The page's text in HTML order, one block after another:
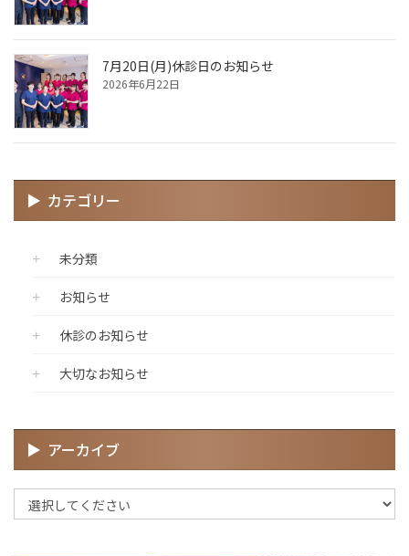
7月20日(月)休診日のお知らせ
2026年6月22日
カテゴリー
未分類
お知らせ
休診のお知らせ
大切なお知らせ
アーカイブ